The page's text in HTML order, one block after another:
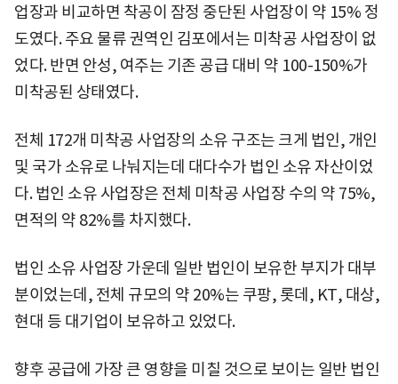
업장과 비교하면 착공이 잠정 중단된 사업장이 약 15% 정
도였다. 주요 물류 권역인 김포에서는 미착공 사업장이 없
었다. 반면 안성, 여주는 기존 공급 대비 약 100-150%가
미착공된 상태였다.
전체 172개 미착공 사업장의 소유 구조는 크게 법인, 개인
및 국가 소유로 나눠지는데 대다수가 법인 소유 자산이었
다. 법인 소유 사업장은 전체 미착공 사업장 수의 약 75%,
면적의 약 82%를 차지했다.
법인 소유 사업장 가운데 일반 법인이 보유한 부지가 대부
분이었는데, 전체 규모의 약 20%는 쿠팡, 롯데, KT, 대상,
현대 등 대기업이 보유하고 있었다.
향후 공급에 가장 큰 영향을 미칠 것으로 보이는 일반 법인